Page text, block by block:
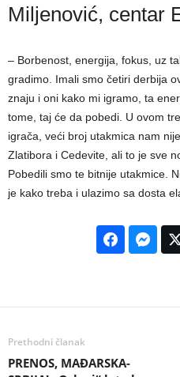
Miljenović, centar
– Borbenost, energija, fokus, uz
gradimo. Imali smo četiri derbija
znaju i oni kako mi igramo, ta
tome, taj će da pobedi. U ovom
igrača, veći broj utakmica nam
Zlatibora i Cedevite, ali to je sve
Pobedili smo te bitnije utakmice.
je kako treba i ulazimo sa dosta
Prethodni članak
PRENOS, MAĐARSKA-